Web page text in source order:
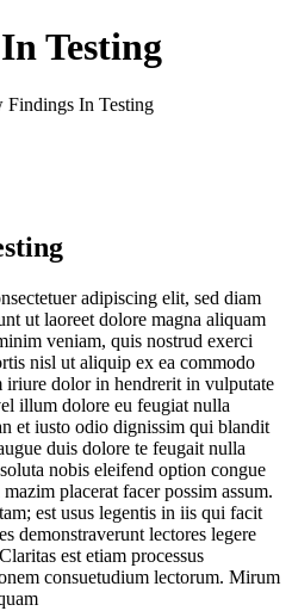
Testing
Findings In Testing
adipiscing elit, sed diam
ut laoreet dolore magna aliquam
veniam, quis nostrud exerci
nisl ut aliquip ex ea commodo
iriure dolor in hendrerit in vulputate
illum dolore eu feugiat nulla
et iusto odio dignissim qui blandit
duis dolore te feugait nulla
nobis eleifend option congue
placerat facer possim assum.
est usus legentis in iis qui facit
demonstraverunt lectores legere
est etiam processus
consuetudium lectorum. Mirum